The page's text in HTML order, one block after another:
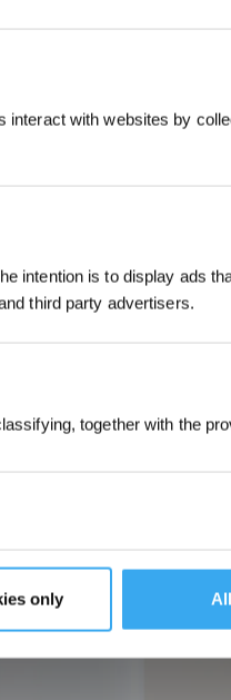
with websites by
intention is to display ads
third party advertisers.
together with the
only
nel
che non venga lasciato
tra cui una stazione
DEEBOT X5 OMNI puoi
iscritti possono utilizzare 3000
uno sconto di 30€ sul primo
il pagamento supera i 1000€.